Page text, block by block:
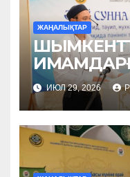
ЖАҢАЛЫҚТАР
ОҚЫДЫ
ИЮЛ 29, 2026